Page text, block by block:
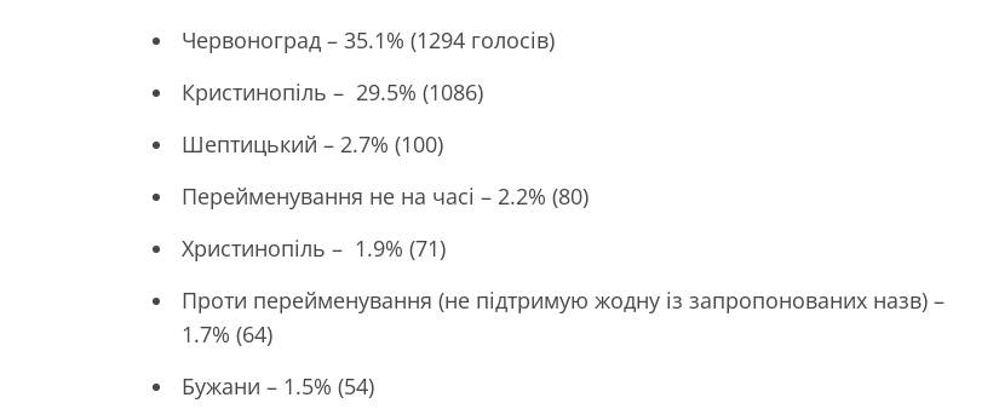
Червоноград – 35.1% (1294 голосів)
Кристинопіль – 29.5% (1086)
Шептицький – 2.7% (100)
Перейменування не на часі – 2.2% (80)
Христинопіль – 1.9% (71)
Проти перейменування (не підтримую жодну із запропонованих назв) –
1.7% (64)
Бужани – 1.5% (54)